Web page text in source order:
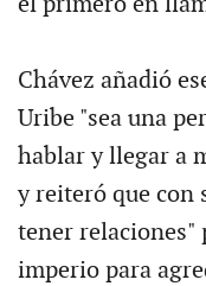
Chávez añadió
Uribe "sea una
hablar y llegar a
y reiteró que con
tener relaciones"
imperio para